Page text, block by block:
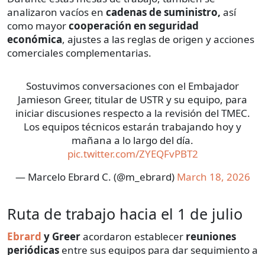
analizaron vacíos en cadenas de suministro, así
como mayorcooperación en seguridad
económica, ajustes a las reglas de origen y acciones
comerciales complementarias.
Sostuvimos conversaciones con el Embajador
Jamieson Greer, titular de USTR y su equipo, para
iniciar discusiones respecto a la revisión del TMEC.
Los equipos técnicos estarán trabajando hoy y
mañana a lo largo del día.
pic.twitter.com/ZYEQFvPBT2
— Marcelo Ebrard C. (@m_ebrard) March 18, 2026
Ruta de trabajo hacia el 1 de julio
Ebrard y Greeracordaron establecer reuniones
periódicas entre sus equipos para dar seguimiento a